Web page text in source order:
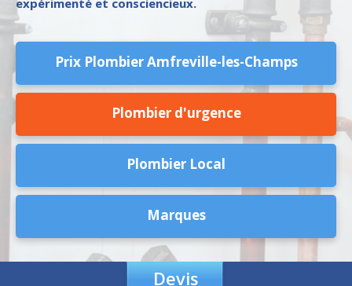
expérimenté et consciencieux.
Prix Plombier Amfreville-les-Champs
Plombier d'urgence
Plombier Local
Marques
Devis